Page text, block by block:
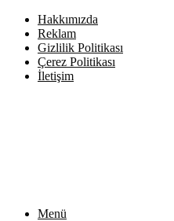
Hakkımızda
Reklam
Gizlilik Politikası
Çerez Politikası
İletişim
Menü